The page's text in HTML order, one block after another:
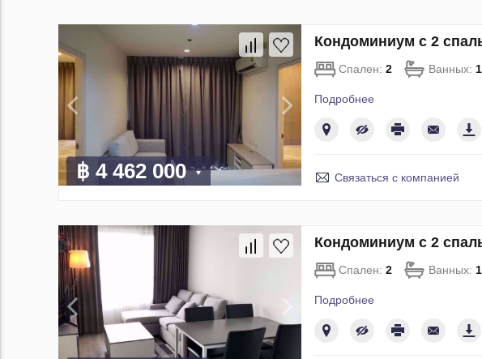
฿ 4 462 000
Кондоминиум с 2
Спален: 2 Ванных: 1
Подробнее
Связаться с компанией
Кондоминиум с 2
Спален: 2 Ванных: 1
Подробнее